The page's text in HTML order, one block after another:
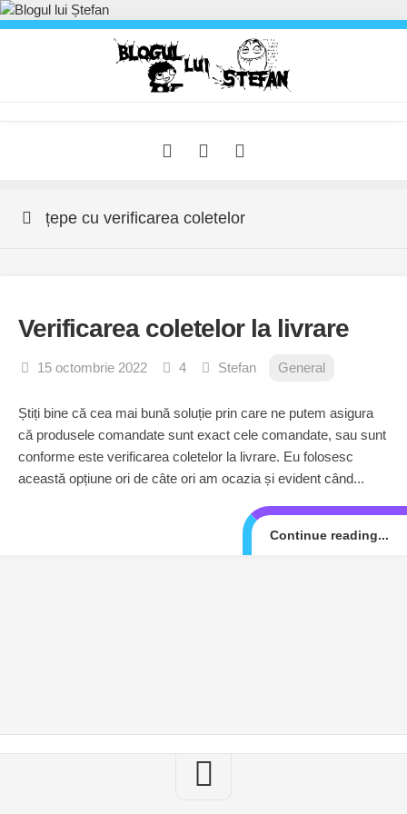
Skip
to
țepe cu verificarea coletelor
Verificarea coletelor la livrare
15 octombrie 2022 4 Stefan General
Știți bine că cea mai bună soluție prin care ne putem asigura
că produsele comandate sunt exact cele comandate, sau sunt
conforme este verificarea coletelor la livrare. Eu folosesc
această opțiune ori de câte ori am ocazia și evident când...
Continue reading...